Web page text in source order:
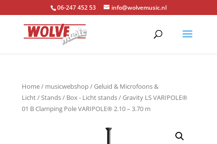
06-247 452 53 info@wolvemusic.nl
Home/ musicwebshop/Geluid & Microfoons &
Licht/Stands/ Box - Licht stands/ Gravity LS VARIPOLE®
01 B Clamping Pole VARIPOLE® 2.10 – 3.70 m